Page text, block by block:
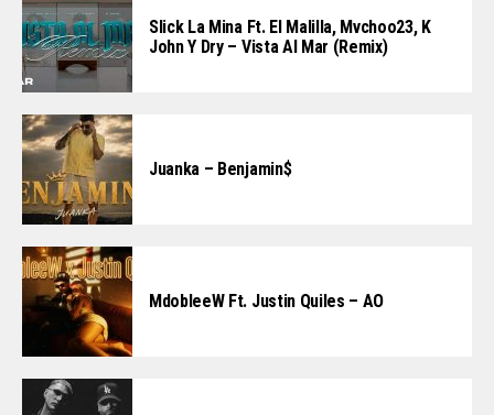
Slick La Mina Ft. El Malilla, Mvchoo23, K
John Y Dry – Vista Al Mar (Remix)
Juanka – Benjamin$
MdobleeW Ft. Justin Quiles – AO